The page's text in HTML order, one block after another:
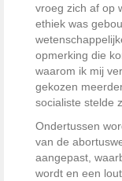
vroeg zich af op
ethiek was
opmerking die
waarom ik mij
gekozen
socialiste stelde
Ondertussen
van de
aangepast,
wordt en een